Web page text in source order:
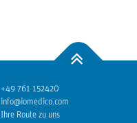
+49 761 152420
info@iomedico.com
Ihre Route zu uns